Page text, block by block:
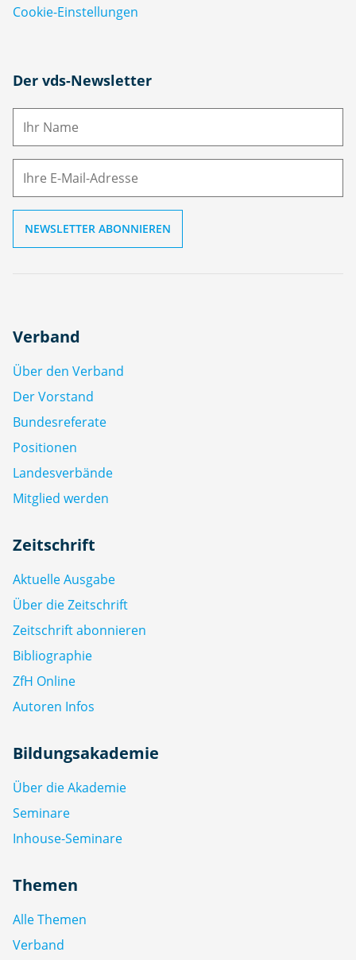
Cookie-Einstellungen
Der vds-Newsletter
N
M
Verband
Über den Verband
Der Vorstand
Bundesreferate
Positionen
Landesverbände
Mitglied werden
Zeitschrift
Aktuelle Ausgabe
Über die Zeitschrift
Zeitschrift abonnieren
Bibliographie
ZfH Online
Autoren Infos
Bildungsakademie
Über die Akademie
Seminare
Inhouse-Seminare
Themen
Alle Themen
Verband